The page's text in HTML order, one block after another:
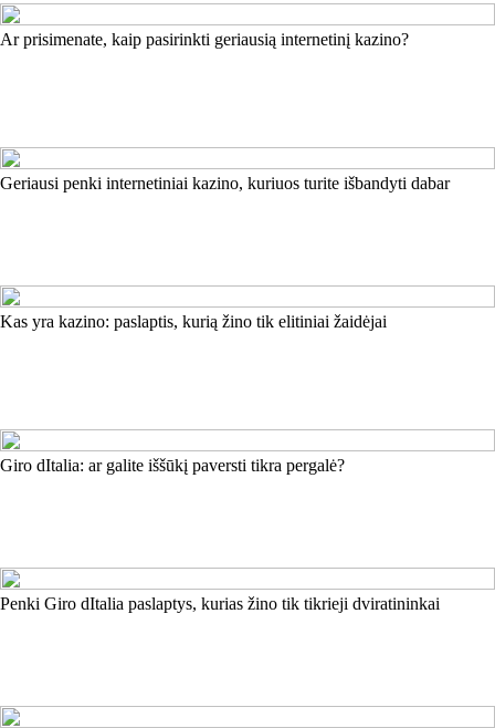
Ar prisimenate, kaip pasirinkti geriausią internetinį kazino?
Geriausi penki internetiniai kazino, kuriuos turite išbandyti dabar
Kas yra kazino: paslaptis, kurią žino tik elitiniai žaidėjai
Giro dItalia: ar galite iššūkį paversti tikra pergalė?
Penki Giro dItalia paslaptys, kurias žino tik tikrieji dviratininkai